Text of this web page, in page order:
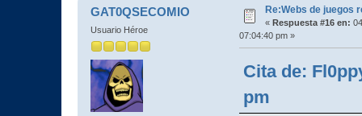
GAT0QSECOMIO
Usuario Héroe
Re:Webs de juegos
« Respuesta #16 en:
07:04:40 pm »
Cita de:
pm